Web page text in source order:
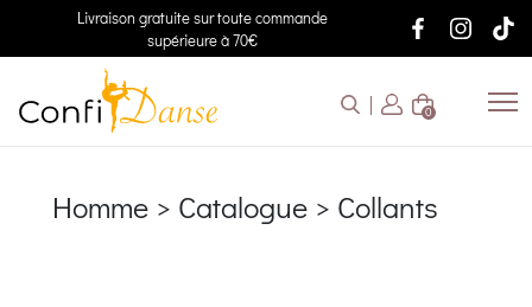
Livraison gratuite sur toute commande
supérieure à 70€
0
Homme > Catalogue > Collants